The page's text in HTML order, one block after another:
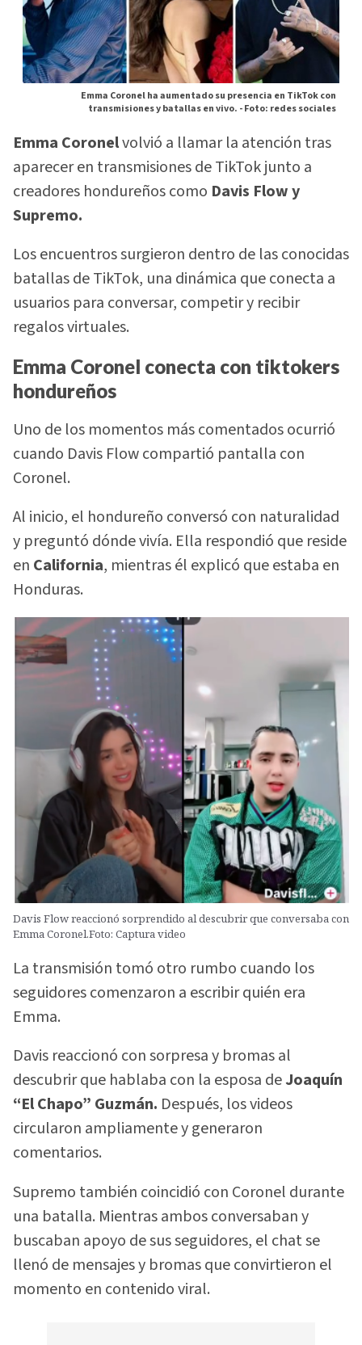
Emma Coronel ha aumentado su presencia en TikTok con
transmisiones y batallas en vivo. -Foto: redes sociales
Emma Coronelvolvió a llamar la atención tras
aparecer en transmisiones de TikTok junto a
creadores hondureños como Davis Flow y
Supremo.
Los encuentros surgieron dentro de las conocidas
batallas de TikTok, una dinámica que conecta a
usuarios para conversar, competir y recibir
regalos virtuales.
Emma Coronel conecta con tiktokers
hondureños
Uno de los momentos más comentados ocurrió
cuando Davis Flow compartió pantalla con
Coronel.
Al inicio, el hondureño conversó con naturalidad
y preguntó dónde vivía. Ella respondió que reside
en California, mientras él explicó que estaba en
Honduras.
Davis Flow reaccionó sorprendido al descubrir que conversaba con
Emma Coronel.Foto: Captura video
La transmisión tomó otro rumbo cuando los
seguidores comenzaron a escribir quién era
Emma.
Davis reaccionó con sorpresa y bromas al
descubrir que hablaba con la esposa deJoaquín
“El Chapo” Guzmán. Después, los videos
circularon ampliamente y generaron
comentarios.
Supremo también coincidió con Coronel durante
una batalla. Mientras ambos conversaban y
buscaban apoyo de sus seguidores, el chat se
llenó de mensajes y bromas que convirtieron el
momento en contenido viral.